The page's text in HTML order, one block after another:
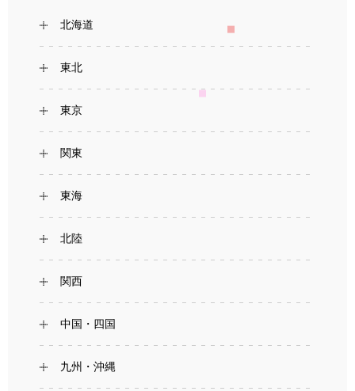
北海道
東北
東京
関東
東海
北陸
関西
中国・四国
九州・沖縄